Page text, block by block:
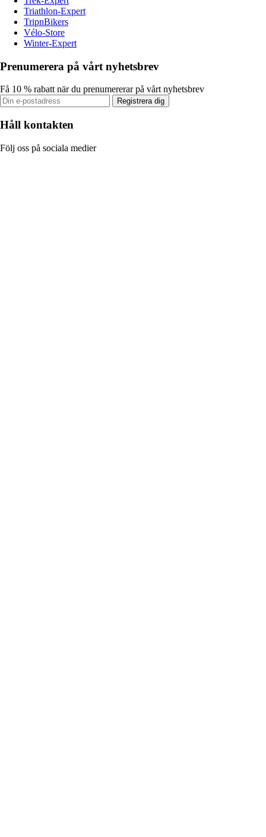
Triathlon-Expert
TripnBikers
Vélo-Store
Winter-Expert
Prenumerera på vårt nyhetsbrev
Få 10 % rabatt när du prenumererar på vårt nyhetsbrev
Registrera dig
Håll kontakten
Följ oss på sociala medier